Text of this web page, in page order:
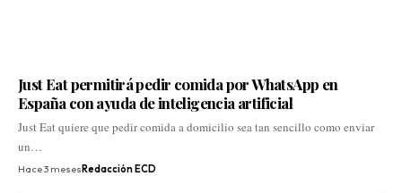
Just Eat permitirá pedir comida por WhatsApp en
España con ayuda de inteligencia artificial
Just Eat quiere que pedir comida a domicilio sea tan sencillo como enviar
un…
Hace 3 mesesRedacción ECD